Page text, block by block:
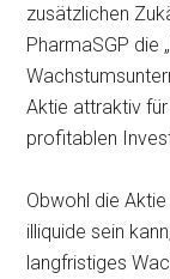
zusätzlichen
PharmaSGP die
Aktie attraktiv
profitablen
Obwohl die
illiquide sein
langfristiges